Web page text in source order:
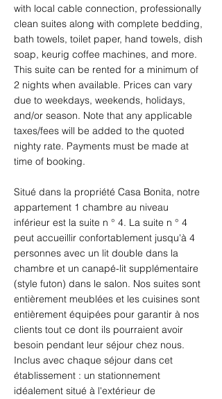
with local cable connection, professionally
clean suites along with complete bedding,
bath towels, toilet paper, hand towels, dish
soap, keurig coffee machines, and more.
This suite can be rented for a minimum of
2 nights when available. Prices can vary
due to weekdays, weekends, holidays,
and/or season. Note that any applicable
taxes/fees will be added to the quoted
nighty rate. Payments must be made at
time of booking.
Situé dans la propriété Casa Bonita, notre
appartement 1 chambre au niveau
inférieur est la suite n ° 4. La suite n ° 4
peut accueillir confortablement jusqu'à 4
personnes avec un lit double dans la
chambre et un canapé-lit supplémentaire
(style futon) dans le salon. Nos suites sont
entièrement meublées et les cuisines sont
entièrement équipées pour garantir à nos
clients tout ce dont ils pourraient avoir
besoin pendant leur séjour chez nous. ​
Inclus avec chaque séjour dans cet
établissement : un stationnement
idéalement situé à l'extérieur de